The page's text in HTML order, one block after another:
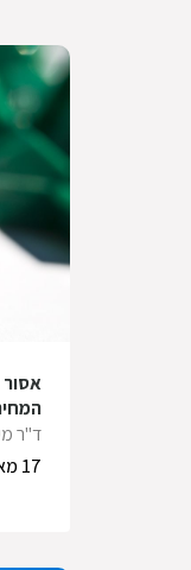
ד"ר
17 מאי 2026